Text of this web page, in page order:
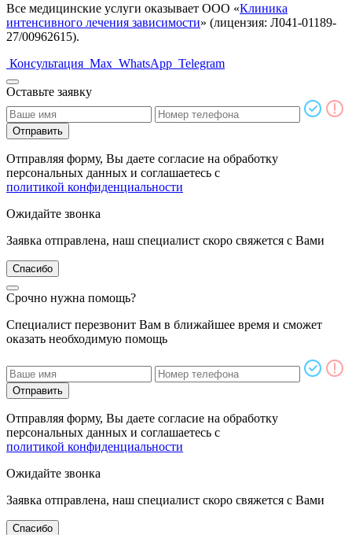
Все медицинские услуги оказывает ООО «Клиника
интенсивного лечения зависимости» (лицензия: Л041-01189-
27/00962615).
Консультация Max WhatsApp Telegram
Оставьте заявку
Отправить
Отправляя форму, Вы даете согласие на обработку
персональных данных и соглашаетесь с
политикой конфиденциальности
Ожидайте звонка
Заявка отправлена, наш специалист скоро свяжется с Вами
Спасибо
Срочно нужна помощь?
Специалист перезвонит Вам в ближайшее время и сможет
оказать необходимую помощь
Отправить
Отправляя форму, Вы даете согласие на обработку
персональных данных и соглашаетесь с
политикой конфиденциальности
Ожидайте звонка
Заявка отправлена, наш специалист скоро свяжется с Вами
Спасибо